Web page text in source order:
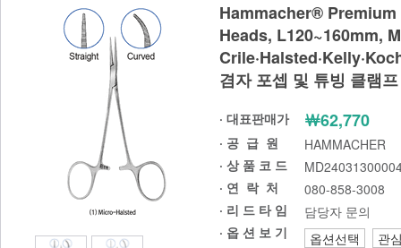
Hammacher®
Heads, L120~160mm,
겸자 포셉 및 튜빙 클램
· 대표판매가 ￦62,770
· 공 급 원
HAMMACHER
· 상 품 코 드
· 연 락 처
080-858-3008
· 리 드 타 임
담당자 문의
· 옵 션 보 기
옵션선택
관